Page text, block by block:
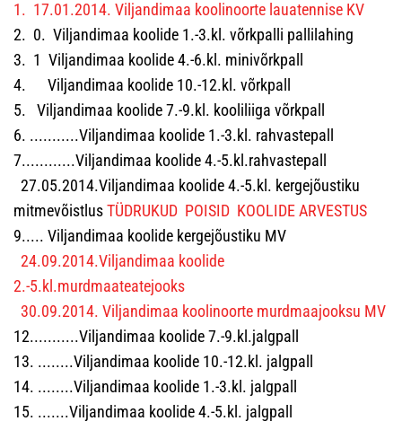
1. 17.01.2014. Viljandimaa koolinoorte lauatennise KV
2. 0. Viljandimaa koolide 1.-3.kl. võrkpalli pallilahing
3. 1 Viljandimaa koolide 4.-6.kl. minivõrkpall
4. Viljandimaa koolide 10.-12.kl. võrkpall
5. Viljandimaa koolide 7.-9.kl. kooliliiga võrkpall
6. ...........Viljandimaa koolide 1.-3.kl. rahvastepall
7............Viljandimaa koolide 4.-5.kl.rahvastepall
27.05.2014.Viljandimaa koolide 4.-5.kl. kergejõustiku
mitmevõistlusTÜDRUKUD POISID KOOLIDE ARVESTUS
9..... Viljandimaa koolide kergejõustiku MV
24.09.2014.Viljandimaa koolide
2.-5.kl.murdmaateatejooks
30.09.2014. Viljandimaa koolinoorte murdmaajooksu MV
12...........Viljandimaa koolide 7.-9.kl.jalgpall
13. ........Viljandimaa koolide 10.-12.kl. jalgpall
14. ........Viljandimaa koolide 1.-3.kl. jalgpall
15. .......Viljandimaa koolide 4.-5.kl. jalgpall